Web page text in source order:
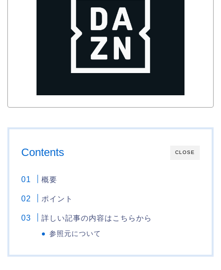
CLOSE
Contents
概要
ポイント
詳しい記事の内容はこちらから
参照元について